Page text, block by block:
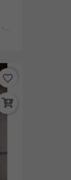
favorite_border